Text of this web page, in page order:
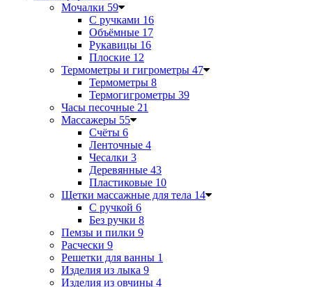
Мочалки 59
С ручками 16
Объёмные 17
Рукавицы 16
Плоские 12
Термометры и гигрометры 47
Термометры 8
Термогигрометры 39
Часы песочные 21
Массажеры 55
Счёты 6
Ленточные 4
Чесалки 3
Деревянные 43
Пластиковые 10
Щетки массажные для тела 14
С ручкой 6
Без ручки 8
Пемзы и пилки 9
Расчески 9
Решетки для ванны 1
Изделия из лыка 9
Изделия из овчины 4